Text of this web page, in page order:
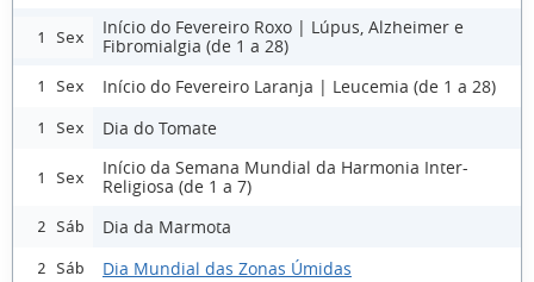
1 Sex
Início do Fevereiro Roxo | Lúpus, Alzheimer e
Fibromialgia (de 1 a 28)
1 Sex Início do Fevereiro Laranja | Leucemia (de 1 a 28)
1 Sex Dia do Tomate
1 Sex
Início da Semana Mundial da Harmonia Inter-
Religiosa (de 1 a 7)
2 Sáb Dia da Marmota
2 Sáb Dia Mundial das Zonas Úmidas